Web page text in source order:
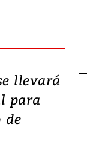
llevará
para
de